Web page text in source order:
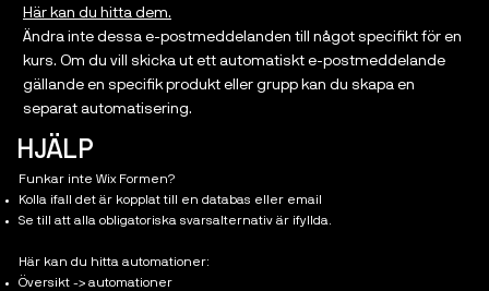
Här kan du hitta dem.
Ändra inte dessa e-postmeddelanden till något specifikt för en
kurs. Om du vill skicka ut ett automatiskt e-postmeddelande
gällande en specifik produkt eller grupp kan du skapa en
separat automatisering.
HJÄLP
Funkar inte Wix Formen?
Kolla ifall det är kopplat till en databas eller email
Se till att alla obligatoriska svarsalternativ är ifyllda.
Här kan du hitta automationer:
Översikt -> automationer